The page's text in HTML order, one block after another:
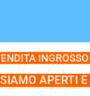
SIAMO APERTI